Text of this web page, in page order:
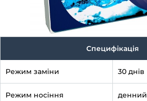
Специфікація
Режим заміни 30 днів
Режим носіння денний